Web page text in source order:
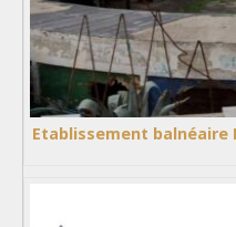
Etablissement balnéaire